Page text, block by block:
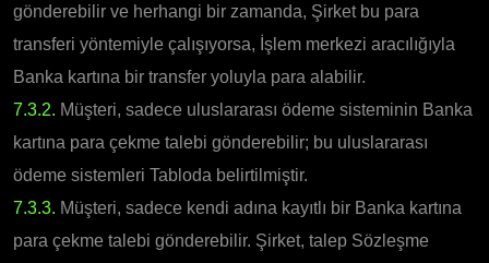
gönderebilir ve herhangi bir zamanda, Şirket bu para
transferi yöntemiyle çalışıyorsa, İşlem merkezi aracılığıyla
Banka kartına bir transfer yoluyla para alabilir.
7.3.2. Müşteri, sadece uluslararası ödeme sisteminin Banka
kartına para çekme talebi gönderebilir; bu uluslararası
ödeme sistemleri Tabloda belirtilmiştir.
7.3.3. Müşteri, sadece kendi adına kayıtlı bir Banka kartına
para çekme talebi gönderebilir. Şirket, talep Sözleşme